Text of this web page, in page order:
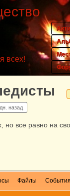
всех!
назад
но все равно на
Файлы